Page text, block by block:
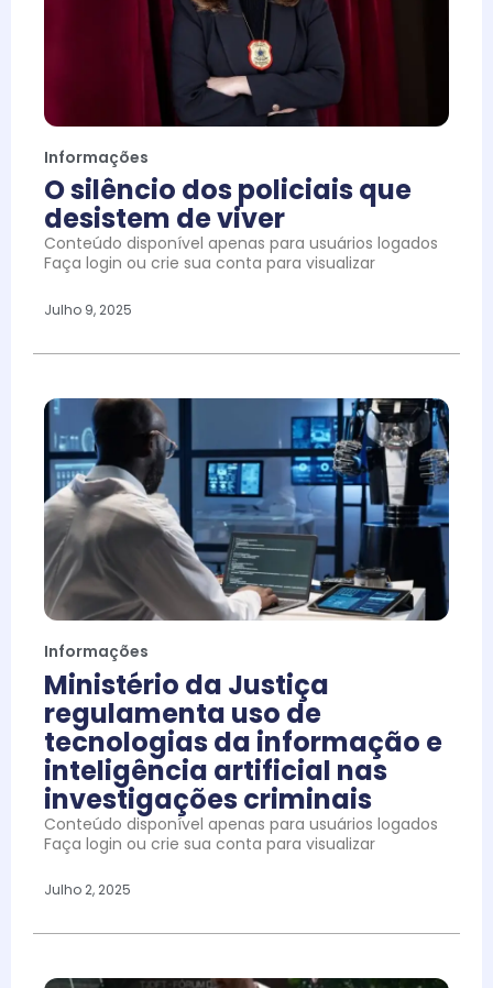
Informações
O silêncio dos policiais que
desistem de viver
Conteúdo disponível apenas para usuários logados
Faça login ou crie sua conta para visualizar
Julho 9, 2025
Informações
Ministério da Justiça
regulamenta uso de
tecnologias da informação e
inteligência artificial nas
investigações criminais
Conteúdo disponível apenas para usuários logados
Faça login ou crie sua conta para visualizar
Julho 2, 2025